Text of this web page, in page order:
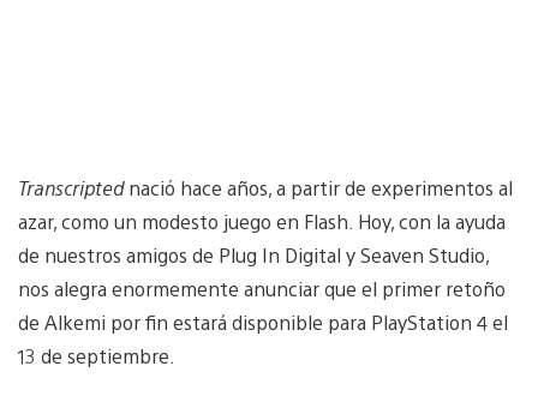
Transcriptednació hace años, a partir de experimentos al
azar, como un modesto juego en Flash. Hoy, con la ayuda
de nuestros amigos de Plug In Digital y Seaven Studio,
nos alegra enormemente anunciar que el primer retoño
de Alkemi por fin estará disponible para PlayStation 4 el
13 de septiembre.